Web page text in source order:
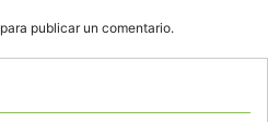
para publicar un comentario.